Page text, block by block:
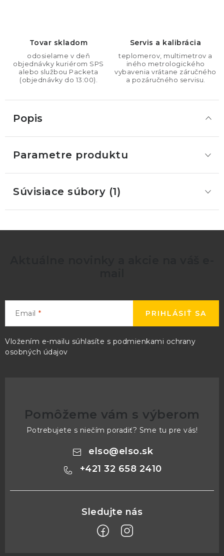
Tovar skladom
odosielame v deň
objednávky kuriérom SPS
alebo službou Packeta
(objednávky do 13:00).
Servis a kalibrácia
teplomerov, multimetrov a
iného metrologického
vybavenia vrátane záručného
a pozáručného servisu.
Popis
Parametre produktu
Súvisiace súbory (1)
Email
Vložením e-mailu súhlasíte s podmienkami ochrany
osobných údajov
PRIHLÁSIŤ SA
Pomôžeme vám s výberom
Potrebujete s niečím poradiť? Sme tu pre vás!
elso@elso.sk
+421 32 658 2410